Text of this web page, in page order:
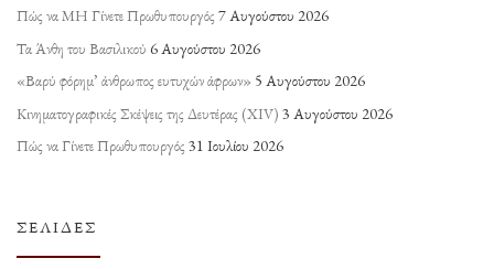
Πώς να ΜΗ Γίνετε Πρωθυπουργός 7 Αυγούστου 2026
Τα Άνθη του Βασιλικού 6 Αυγούστου 2026
«Βαρύ φόρημ’ άνθρωπος ευτυχών άφρων» 5 Αυγούστου 2026
Κινηματογραφικές Σκέψεις της Δευτέρας (ΧΙV) 3 Αυγούστου 2026
Πώς να Γίνετε Πρωθυπουργός 31 Ιουλίου 2026
ΣΕΛΊΔΕΣ